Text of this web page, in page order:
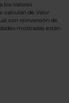
los Valores
calculan de Valor
con reinversión de
mostradas están